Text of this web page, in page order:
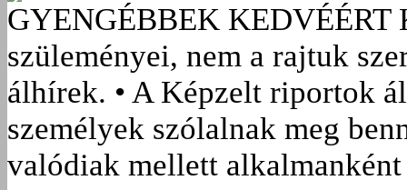
GYENGÉBBEK KEDVÉÉRT
szüleményei, nem a rajtuk
álhírek. • A Képzelt riportok
személyek szólalnak meg
valódiak mellett